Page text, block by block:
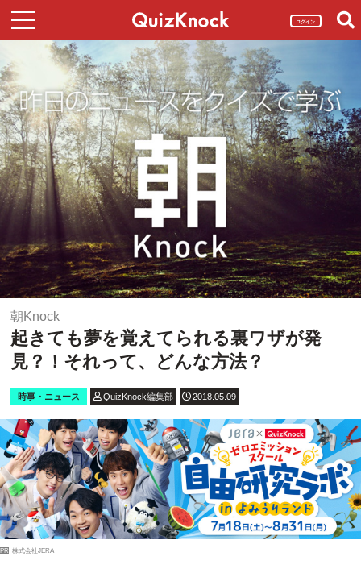
ログイン
朝Knock
起きても夢を覚えてられる裏ワザが発
見？！それって、どんな方法？
時事・ニュース QuizKnock編集部 2018.05.09
PR 株式会社JERA